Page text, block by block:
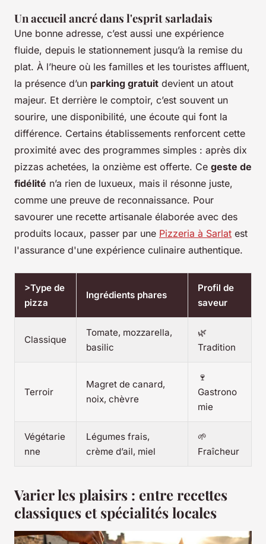
Un accueil ancré dans l'esprit sarladais
Une bonne adresse, c’est aussi une expérience
fluide, depuis le stationnement jusqu’à la remise du
plat. À l’heure où les familles et les touristes affluent,
la présence d’un parking gratuit devient un atout
majeur. Et derrière le comptoir, c’est souvent un
sourire, une disponibilité, une écoute qui font la
différence. Certains établissements renforcent cette
proximité avec des programmes simples : après dix
pizzas achetées, la onzième est offerte. Ce geste de
fidélité n’a rien de luxueux, mais il résonne juste,
comme une preuve de reconnaissance. Pour
savourer une recette artisanale élaborée avec des
produits locaux, passer par une Pizzeria à Sarlat est
l'assurance d'une expérience culinaire authentique.
>Type de
pizza
Ingrédients phares
Profil de
saveur
Classique
Tomate, mozzarella,
basilic
🌿
Tradition
Terroir
Magret de canard,
noix, chèvre
🍷
Gastrono
mie
Végétarie
nne
Légumes frais,
crème d’ail, miel
🌱
Fraîcheur
Varier les plaisirs : entre recettes
classiques et spécialités locales